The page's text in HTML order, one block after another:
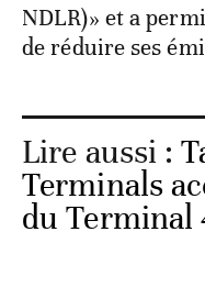
NDLR)» et a
de réduire ses
Lire aussi :
Terminals
du Terminal